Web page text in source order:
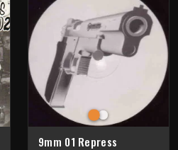
9mm 01 Repress